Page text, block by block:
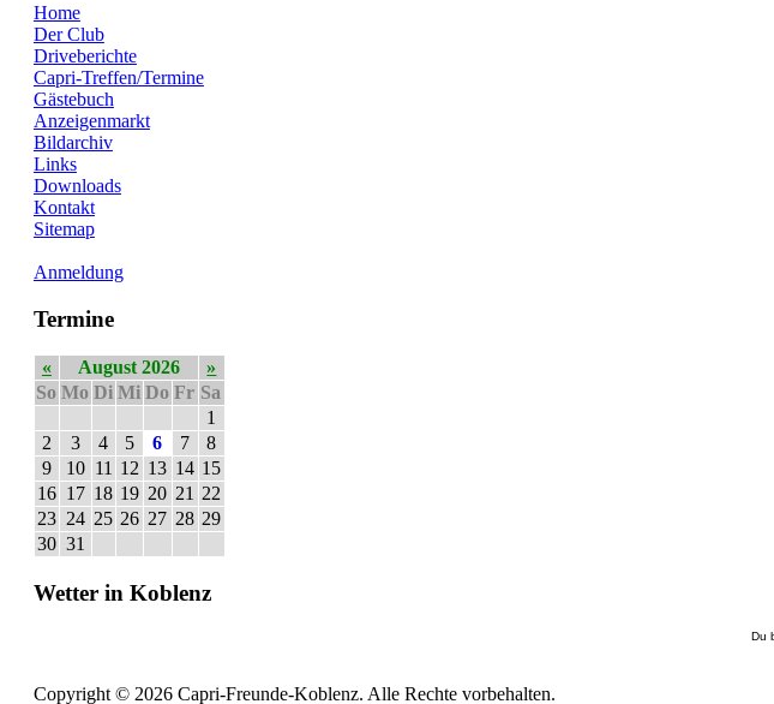
Home
Der Club
Driveberichte
Capri-Treffen/Termine
Gästebuch
Anzeigenmarkt
Bildarchiv
Links
Downloads
Kontakt
Sitemap
Anmeldung
Termine
« August 2026
»
So Mo Di Mi Do Fr Sa
1
2
3 4 5 6 7
8
9
10 11 12 13 14 15
16 17 18 19 20 21 22
23 24 25 26 27 28 29
30 31
Wetter in Koblenz
Du
Copyright © 2026 Capri-Freunde-Koblenz. Alle Rechte vorbehalten.